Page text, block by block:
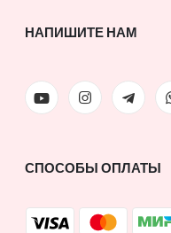
НАПИШИТЕ НАМ
СПОСОБЫ ОПЛАТЫ